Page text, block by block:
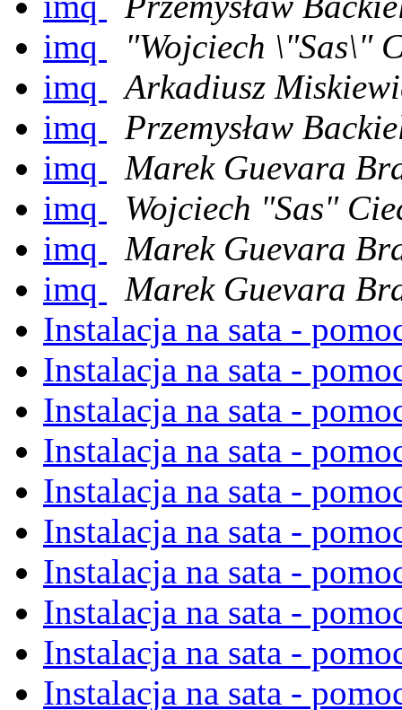
imq
"Wojciech \"Sas\"
imq
Arkadiusz
imq
Przemysław
imq
Marek Guevara
imq
Wojciech "Sas"
imq
Marek Guevara
imq
Marek Guevara
Instalacja na sata -
Instalacja na sata -
Instalacja na sata -
Instalacja na sata -
Instalacja na sata -
Instalacja na sata -
Instalacja na sata -
Instalacja na sata -
Instalacja na sata -
Instalacja na sata -